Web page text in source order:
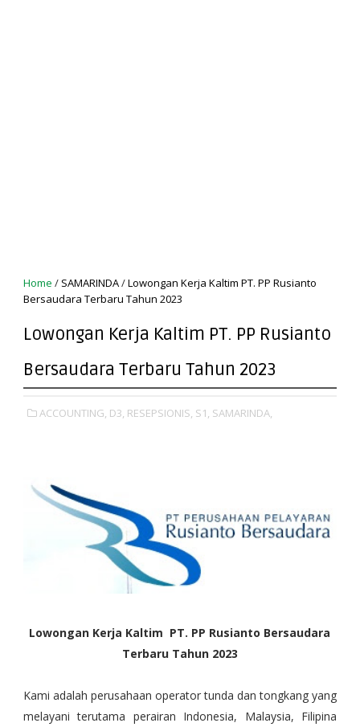
Home / SAMARINDA/Lowongan Kerja Kaltim PT. PP Rusianto
Bersaudara Terbaru Tahun 2023
Lowongan Kerja Kaltim PT. PP Rusianto
Bersaudara Terbaru Tahun 2023
ACCOUNTING, D3, RESEPSIONIS, S1, SAMARINDA,
Lowongan Kerja Kaltim PT. PP Rusianto Bersaudara
Terbaru Tahun 2023
Kami adalah perusahaan operator tunda dan tongkang yang
melayani terutama perairan Indonesia, Malaysia, Filipina